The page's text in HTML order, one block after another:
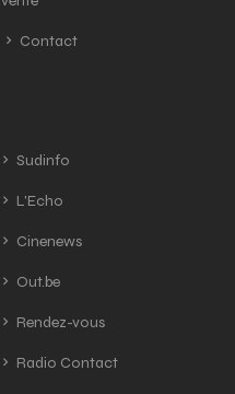
Contact
Sudinfo
L'Echo
Cinenews
Out.be
Rendez-vous
Radio Contact